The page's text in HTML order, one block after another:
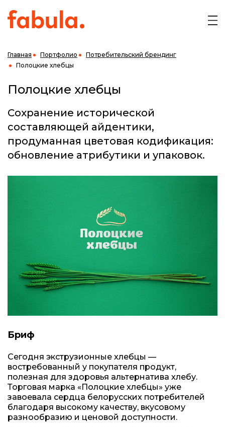
Главная Портфолио
Потребительский брендинг
Полоцкие хлебцы
Полоцкие хлебцы
Сохранение исторической
составляющей айдентики,
продуманная цветовая кодификация:
обновление атрибутики и упаковок.
Бриф
Сегодня экструзионные хлебцы —
востребованный у покупателя продукт,
полезная для здоровья альтернатива хлебу.
Торговая марка «Полоцкие хлебцы» уже
завоевала сердца белорусских потребителей
благодаря высокому качеству, вкусовому
разнообразию и ценовой доступности.